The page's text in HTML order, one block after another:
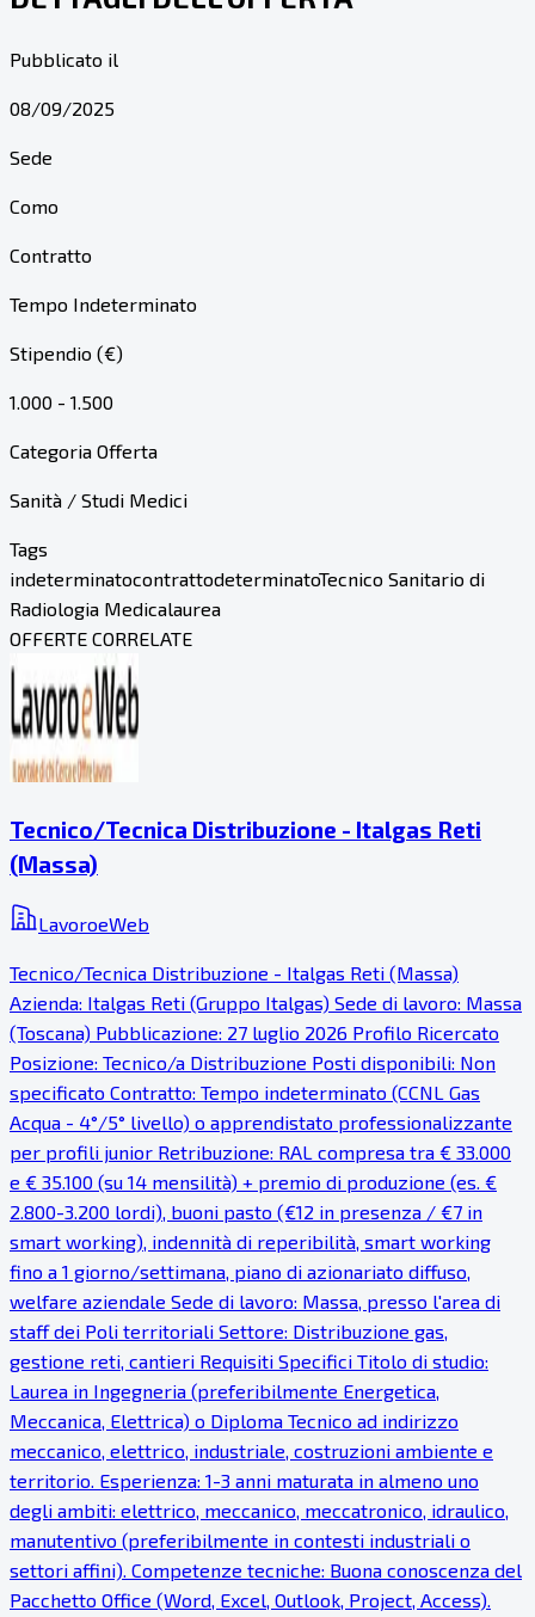
Pubblicato il
08/09/2025
Sede
Como
Contratto
Tempo Indeterminato
Stipendio (€)
1.000 - 1.500
Categoria Offerta
Sanità / Studi Medici
Tags
indeterminatocontrattodeterminatoTecnico Sanitario di
Radiologia Medicalaurea
OFFERTE CORRELATE
Tecnico/Tecnica Distribuzione - Italgas Reti
(Massa)
LavoroeWeb
Tecnico/Tecnica Distribuzione - Italgas Reti (Massa)
Azienda: Italgas Reti (Gruppo Italgas) Sede di lavoro: Massa
(Toscana) Pubblicazione: 27 luglio 2026 Profilo Ricercato
Posizione: Tecnico/a Distribuzione Posti disponibili: Non
specificato Contratto: Tempo indeterminato (CCNL Gas
Acqua - 4°/5° livello) o apprendistato professionalizzante
per profili junior Retribuzione: RAL compresa tra € 33.000
e € 35.100 (su 14 mensilità) + premio di produzione (es. €
2.800-3.200 lordi), buoni pasto (€12 in presenza / €7 in
smart working), indennità di reperibilità, smart working
fino a 1 giorno/settimana, piano di azionariato diffuso,
welfare aziendale Sede di lavoro: Massa, presso l'area di
staff dei Poli territoriali Settore: Distribuzione gas,
gestione reti, cantieri Requisiti Specifici Titolo di studio:
Laurea in Ingegneria (preferibilmente Energetica,
Meccanica, Elettrica) o Diploma Tecnico ad indirizzo
meccanico, elettrico, industriale, costruzioni ambiente e
territorio. Esperienza: 1-3 anni maturata in almeno uno
degli ambiti: elettrico, meccanico, meccatronico, idraulico,
manutentivo (preferibilmente in contesti industriali o
settori affini). Competenze tecniche: Buona conoscenza del
Pacchetto Office (Word, Excel, Outlook, Project, Access).